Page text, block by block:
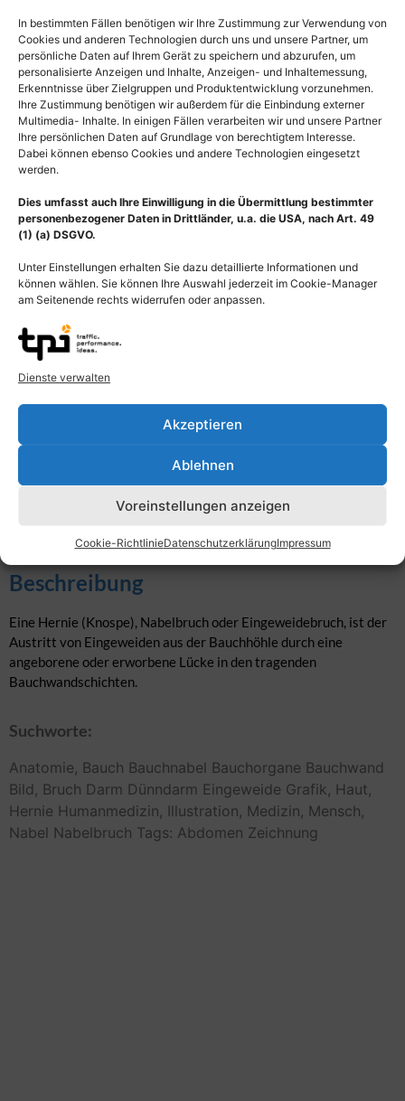
In bestimmten Fällen benötigen wir Ihre Zustimmung zur Verwendung von
Cookies und anderen Technologien durch uns und unsere Partner, um
persönliche Daten auf Ihrem Gerät zu speichern und abzurufen, um
personalisierte Anzeigen und Inhalte, Anzeigen- und Inhaltemessung,
Erkenntnisse über Zielgruppen und Produktentwicklung vorzunehmen.
Ihre Zustimmung benötigen wir außerdem für die Einbindung externer
Multimedia- Inhalte. In einigen Fällen verarbeiten wir und unsere Partner
Ihre persönlichen Daten auf Grundlage von berechtigtem Interesse.
Dabei können ebenso Cookies und andere Technologien eingesetzt
werden.
Dies umfasst auch Ihre Einwilligung in die Übermittlung bestimmter
personenbezogener Daten in Drittländer, u.a. die USA, nach Art. 49
(1) (a) DSGVO.
Unter Einstellungen erhalten Sie dazu detaillierte Informationen und
können wählen. Sie können Ihre Auswahl jederzeit im Cookie-Manager
am Seitenende rechts widerrufen oder anpassen.
Dienste verwalten
Akzeptieren
Ablehnen
Voreinstellungen anzeigen
Cookie-RichtlinieDatenschutzerklärungImpressum
In den Warenkorb
Beschreibung
Eine Hernie (Knospe), Nabelbruch oder Eingeweidebruch, ist der
Austritt von Eingeweiden aus der Bauchhöhle durch eine
angeborene oder erworbene Lücke in den tragenden
Bauchwandschichten.
Suchworte:
Anatomie, Bauch Bauchnabel Bauchorgane Bauchwand
Bild, Bruch Darm Dünndarm Eingeweide Grafik, Haut,
Hernie Humanmedizin, Illustration, Medizin, Mensch,
Nabel Nabelbruch Tags: Abdomen Zeichnung